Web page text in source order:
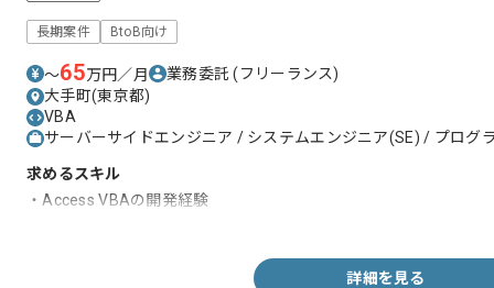
長期案件 BtoB向け
〜65万円／月 業務委託(フリーランス)
大手町(東京都)
VBA
サーバーサイドエンジニア / システムエンジニア(SE) / プログ
求めるスキル
・Access VBAの開発経験
詳細を見る